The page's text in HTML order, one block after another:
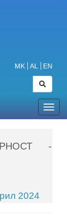
MK AL EN
-
2024